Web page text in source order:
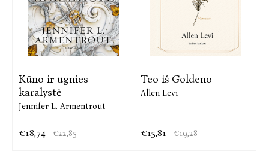
Kūno ir ugnies
karalystė
Jennifer L. Armentrout
€18,74 €22,85
Teo iš Goldeno
Allen Levi
€15,81 €19,28